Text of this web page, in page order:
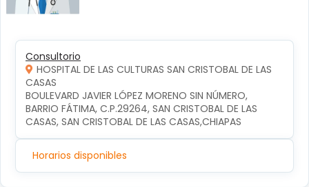
Consultorio
HOSPITAL DE LAS CULTURAS SAN CRISTOBAL DE LAS
CASAS
BOULEVARD JAVIER LÓPEZ MORENO SIN NÚMERO,
BARRIO FÁTIMA, C.P.29264, SAN CRISTOBAL DE LAS
CASAS, SAN CRISTOBAL DE LAS CASAS,CHIAPAS
Horarios disponibles